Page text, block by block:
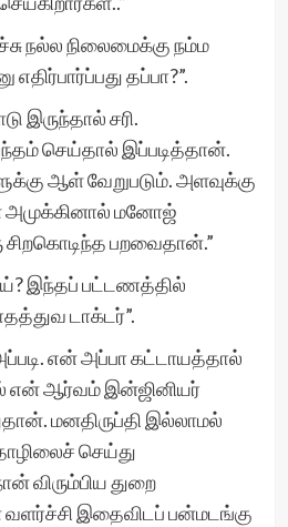
நல்ல நிலைமைக்கு நம்ம
தப்பா?”.
இருந்தால் சரி.
செய்தால் இப்படித்தான்.
ஆள் வேறுபடும். அளவுக்கு
அமுக்கினால் மனோஜ்
பறவைதான்.”
இந்தப் பட்டணத்தில்
டாக்டர்”.
என் அப்பா கட்டாயத்தால்
என் ஆர்வம் இன்ஜினியர்
மனதிருப்தி இல்லாமல்
செய்து
விரும்பிய துறை
வளர்ச்சி இதைவிடப் பன்மடங்கு